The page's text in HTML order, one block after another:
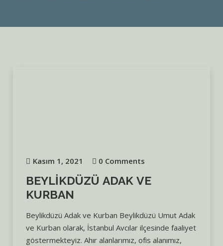
Kasım 1, 2021 0 Comments
BEYLIKDÜZÜ ADAK VE
KURBAN
Beylikdüzü Adak ve Kurban Beylikdüzü Umut Adak
ve Kurban olarak, İstanbul Avcılar ilçesinde faaliyet
göstermekteyiz. Ahır alanlarımız, ofis alanımız,